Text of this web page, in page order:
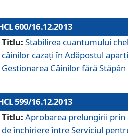
600/16.12.2013
Titlu: Stabilirea cuantumului
câinilor cazaţi în Adăpostul
Gestionarea Câinilor fără Stăpân
599/16.12.2013
Titlu: Aprobarea prelungirii
de închiriere între Serviciul